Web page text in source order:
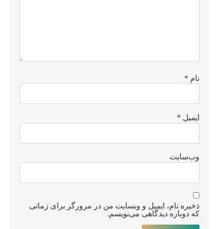
نام *
ایمیل *
وب‌سایت
ذخیره نام، ایمیل و وبسایت من در مرورگر برای زمانی
که دوباره دیدگاهی می‌نویسم.